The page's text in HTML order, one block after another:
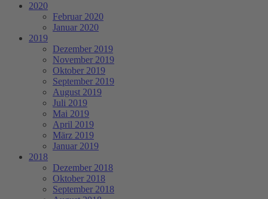
2020
Februar 2020
Januar 2020
2019
Dezember 2019
November 2019
Oktober 2019
September 2019
August 2019
Juli 2019
Mai 2019
April 2019
März 2019
Januar 2019
2018
Dezember 2018
Oktober 2018
September 2018